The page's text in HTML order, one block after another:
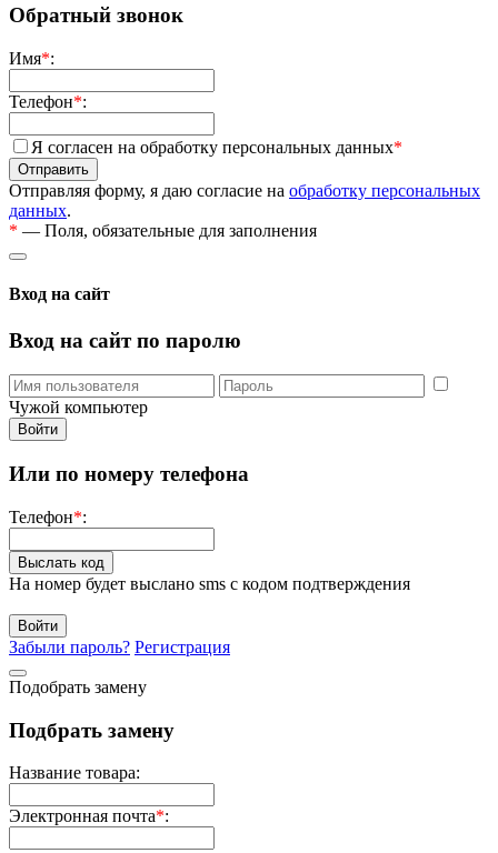
Обратный звонок
Имя*:
Телефон*:
Я согласен на обработку персональных данных*
Отправляя форму, я даю согласие на обработку персональных
данных.
* — Поля, обязательные для заполнения
Вход на сайт
Вход на сайт по паролю
Чужой компьютер
Или по номеру телефона
Телефон*:
Выслать код
На номер будет выслано sms с кодом подтверждения
Забыли пароль? Регистрация
Подобрать замену
Подбрать замену
Название товара:
Электронная почта*: